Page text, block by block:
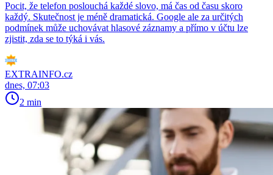
Pocit, že telefon poslouchá každé slovo, má čas od času skoro
každý. Skutečnost je méně dramatická. Google ale za určitých
podmínek může uchovávat hlasové záznamy a přímo v účtu lze
zjistit, zda se to týká i vás.
EXTRAINFO.cz
dnes, 07:03
2 min